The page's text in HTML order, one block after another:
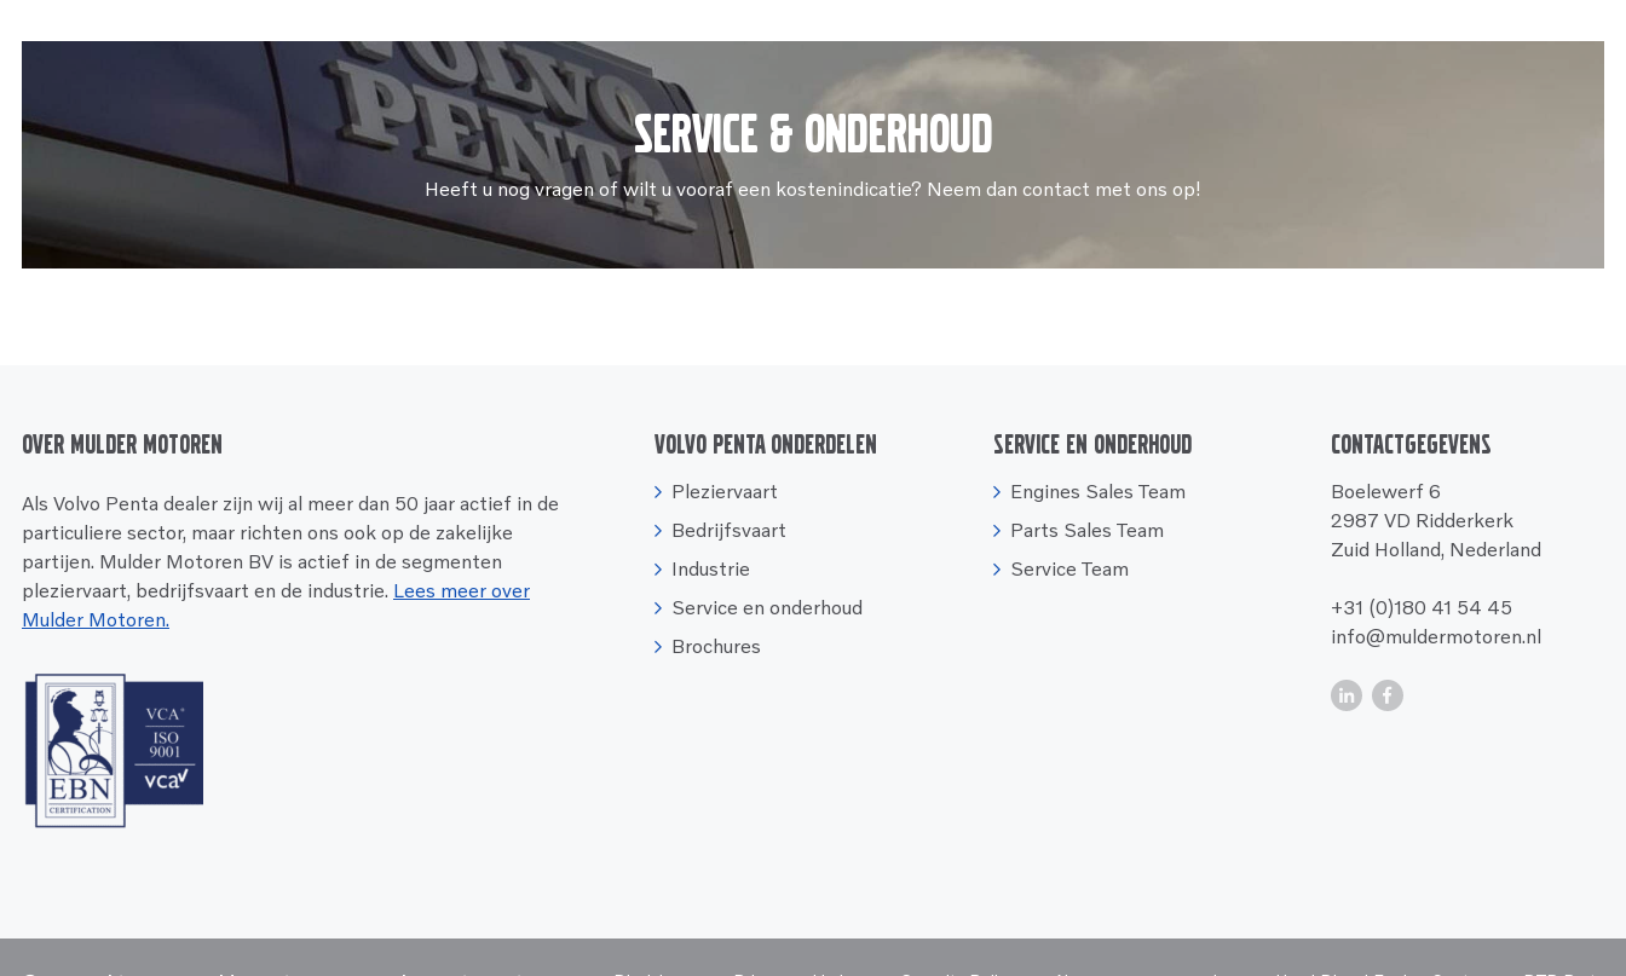
Service & onderhoud
Heeft u nog vragen of wilt u vooraf een kostenindicatie? Neem dan contact met ons op!
Over Mulder Motoren
Als Volvo Penta dealer zijn wij al meer dan 50 jaar actief in de
particuliere sector, maar richten ons ook op de zakelijke
partijen. Mulder Motoren BV is actief in de segmenten
pleziervaart, bedrijfsvaart en de industrie. Lees meer over
Mulder Motoren.
Volvo Penta onderdelen
Pleziervaart
Bedrijfsvaart
Industrie
Service en onderhoud
Brochures
Service en onderhoud
Engines Sales Team
Parts Sales Team
Service Team
Contactgegevens
Boelewerf 6
2987 VD Ridderkerk
Zuid Holland, Nederland
+31 (0)180 41 54 45
info@muldermotoren.nl